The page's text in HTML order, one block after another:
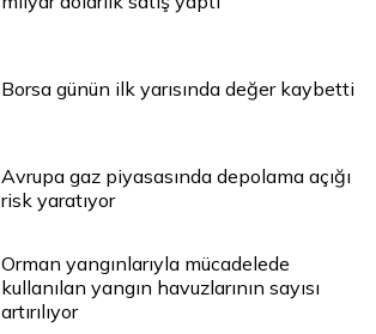
Borsa günün ilk yarısında değer kaybetti
Avrupa gaz piyasasında depolama açığı
risk yaratıyor
Orman yangınlarıyla mücadelede
kullanılan yangın havuzlarının sayısı
artırılıyor